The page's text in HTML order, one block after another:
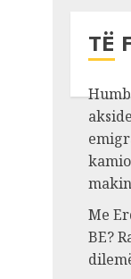
TË
Me
BE?